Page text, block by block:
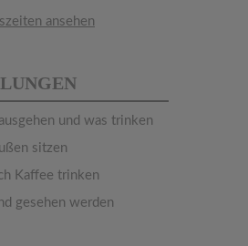
ansehen
und was trinken
sitzen
Kaffee trinken
gesehen werden